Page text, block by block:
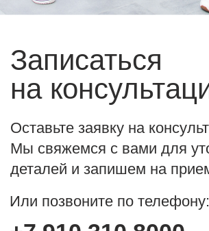
Интернет-сайт носит исключительно информационный
характер. Информационные материалы и цены, размещенные
Icons made by Shmai from Flaticon